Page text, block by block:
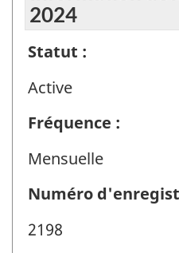
2024
Statut :
Active
Fréquence :
Mensuelle
Numéro
2198